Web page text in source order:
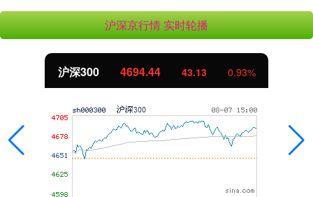
沪深京行情 实时轮播
北证50 1134.24 11.37 1.01%